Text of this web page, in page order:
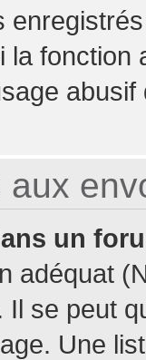
fonction
aux
un
adéquat
se peut
Une